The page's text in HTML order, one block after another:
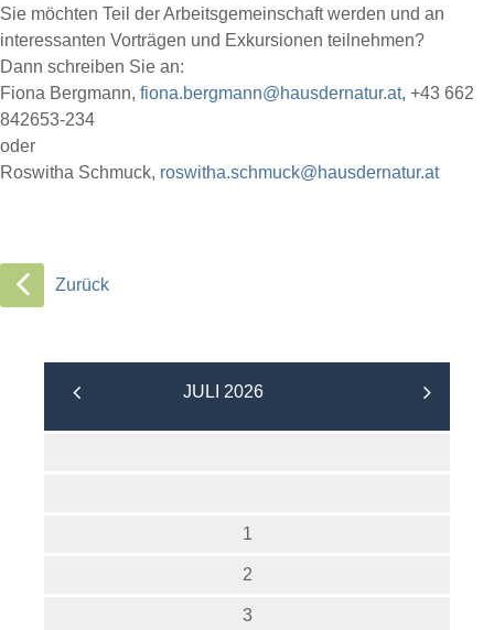
Sie möchten Teil der Arbeitsgemeinschaft werden und an
interessanten Vorträgen und Exkursionen teilnehmen?
Dann schreiben Sie an:
Fiona Bergmann, fiona.bergmann@hausdernatur.at, +43 662
842653-234
oder
Roswitha Schmuck, roswitha.schmuck@hausdernatur.at
Zurück
JULI 2026
1
2
3